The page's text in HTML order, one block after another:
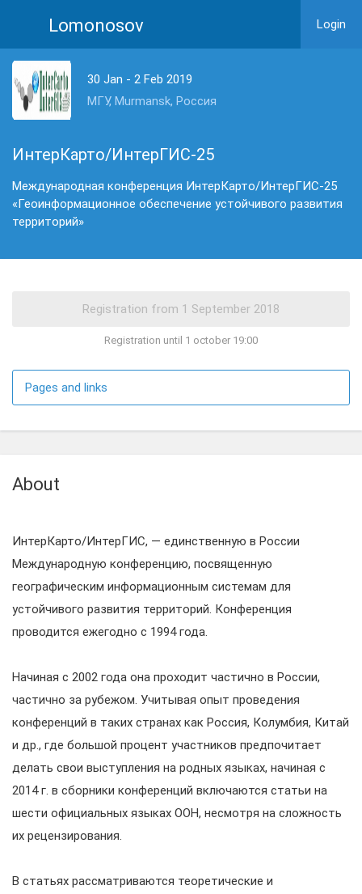
Lomonosov Login
30 Jan - 2 Feb 2019
МГУ, Murmansk, Россия
ИнтерКарто/ИнтерГИС-25
Международная конференция ИнтерКарто/ИнтерГИС-25
«Геоинформационное обеспечение устойчивого развития
территорий»
Registration until 1 october 19:00
Pages and links
About
ИнтерКарто/ИнтерГИС, — единственную в России
Международную конференцию, посвященную
географическим информационным системам для
устойчивого развития территорий. Конференция
проводится ежегодно с 1994 года.
Начиная с 2002 года она проходит частично в России,
частично за рубежом. Учитывая опыт проведения
конференций в таких странах как Россия, Колумбия, Китай
и др., где большой процент участников предпочитает
делать свои выступления на родных языках, начиная с
2014 г. в сборники конференций включаются статьи на
шести официальных языках ООН, несмотря на сложность
их рецензирования.
В статьях рассматриваются теоретические и